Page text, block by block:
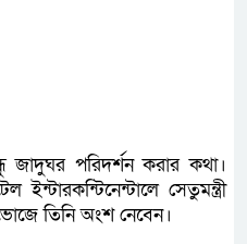
জাদুঘর পরিদর্শন করার কথা।
সেতুমন্ত্রী
তিনি অংশ নেবেন।